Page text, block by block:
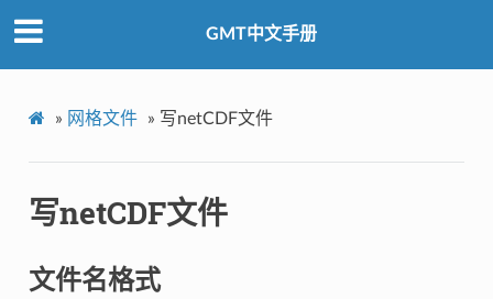
GMT中文手册
» 网格文件 » 写netCDF文件
写netCDF文件
文件名格式